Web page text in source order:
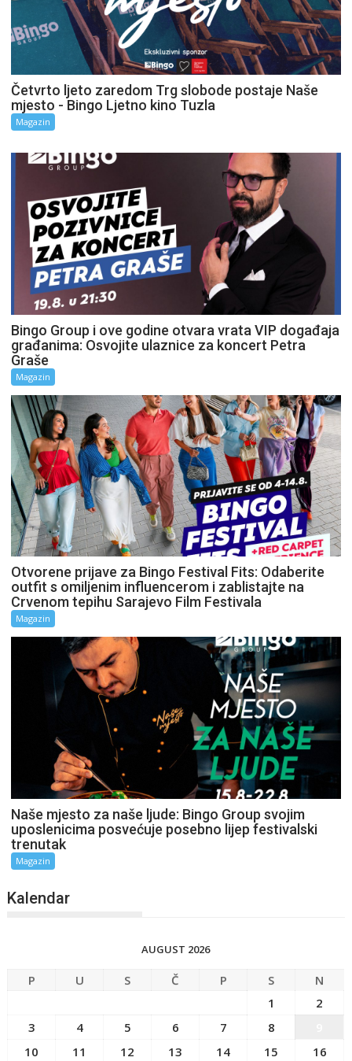
Četvrto ljeto zaredom Trg slobode postaje Naše
mjesto - Bingo Ljetno kino Tuzla
Magazin
Bingo Group i ove godine otvara vrata VIP događaja
građanima: Osvojite ulaznice za koncert Petra
Graše
Magazin
Otvorene prijave za Bingo Festival Fits: Odaberite
outfit s omiljenim influencerom i zablistajte na
Crvenom tepihu Sarajevo Film Festivala
Magazin
Naše mjesto za naše ljude: Bingo Group svojim
uposlenicima posvećuje posebno lijep festivalski
trenutak
Magazin
Kalendar
AUGUST 2026
P U S Č P S
N
1
2
3
4 5 6 7 8
10
11 12 13 14 15
16